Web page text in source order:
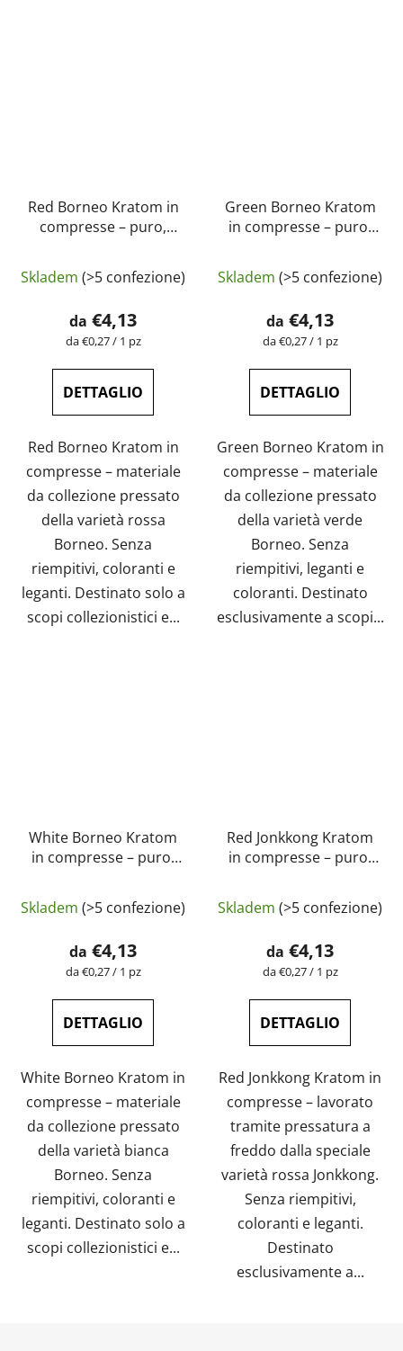
Red Borneo Kratom in
compresse – puro,
laboratorio |
GreenGuru
Skladem (>5 confezione)
da €4,13
Prezzo
misura:
da €0,27 / 1 pz
DETTAGLIO
Red Borneo Kratom in
compresse – materiale
da collezione pressato
della varietà rossa
Borneo. Senza
riempitivi, coloranti e
leganti. Destinato solo a
scopi collezionistici e...
Green Borneo Kratom
in compresse – puro,
laboratorio |
GreenGuru
Skladem (>5 confezione)
da €4,13
Prezzo
misura:
da €0,27 / 1 pz
DETTAGLIO
Green Borneo Kratom in
compresse – materiale
da collezione pressato
della varietà verde
Borneo. Senza
riempitivi, leganti e
coloranti. Destinato
esclusivamente a scopi...
White Borneo Kratom
in compresse – puro,
laboratorio |
GreenGuru
Skladem (>5 confezione)
da €4,13
Prezzo
misura:
da €0,27 / 1 pz
DETTAGLIO
White Borneo Kratom in
compresse – materiale
da collezione pressato
della varietà bianca
Borneo. Senza
riempitivi, coloranti e
leganti. Destinato solo a
scopi collezionistici e...
Red Jonkkong Kratom
in compresse – puro,
laboratorio |
GreenGuru
Skladem (>5 confezione)
da €4,13
Prezzo
misura:
da €0,27 / 1 pz
DETTAGLIO
Red Jonkkong Kratom in
compresse – lavorato
tramite pressatura a
freddo dalla speciale
varietà rossa Jonkkong.
Senza riempitivi,
coloranti e leganti.
Destinato
esclusivamente a...